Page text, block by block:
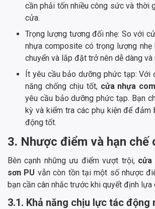
cần phải tốn nhiều công sức và thời
cửa.
Trọng lượng tương đối nhẹ: So với
nhựa composite có trọng lượng nhẹ
chuyển và lắp đặt trở nên dễ dàng và
Ít yêu cầu bảo dưỡng phức tạp: Với
năng chống chịu tốt,cửa nhựa
yêu cầu bảo dưỡng phức tạp. Bạn
kỳ và kiểm tra các phụ kiện để đảm
động tốt.
3. Nhược điểm và hạn chế
Bên cạnh những ưu điểm vượt trội, cửa
sơn PU vẫn còn tồn tại một số nhược
bạn cần cân nhắc trước khi quyết định lựa
3.1. Khả năng chịu lực tác động